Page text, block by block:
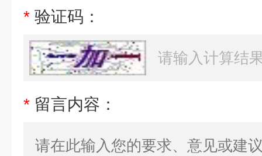
* 验证码：
* 留言内容：